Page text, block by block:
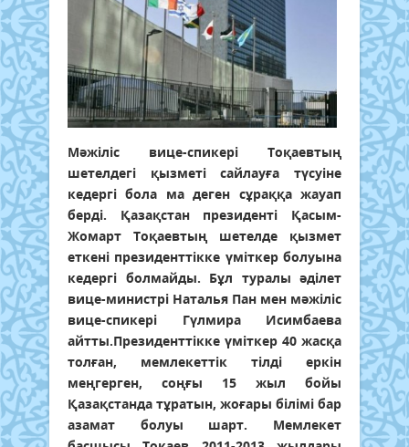
Мәжіліс вице-спикері Тоқаевтың
шетелдегі қызметі сайлауға түсуіне
кедергі бола ма деген сұраққа жауап
берді. Қазақстан президенті Қасым-
Жомарт Тоқаевтың шетелде қызмет
еткені президенттікке үміткер болуына
кедергі болмайды. Бұл туралы әділет
вице-министрі Наталья Пан мен мәжіліс
вице-спикері Гүлмира Исимбаева
айтты.Президенттікке үміткер 40 жасқа
толған, мемлекеттік тілді еркін
меңгерген, соңғы 15 жыл бойы
Қазақстанда тұратын, жоғары білімі бар
азамат болуы шарт. Мемлекет